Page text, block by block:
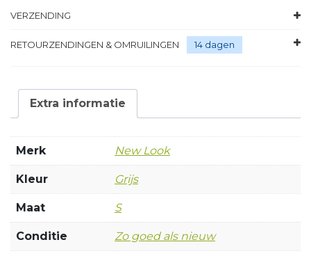
VERZENDING
RETOURZENDINGEN & OMRUILINGEN 14 dagen
Extra informatie
Merk New Look
Kleur Grijs
Maat S
Conditie Zo goed als nieuw